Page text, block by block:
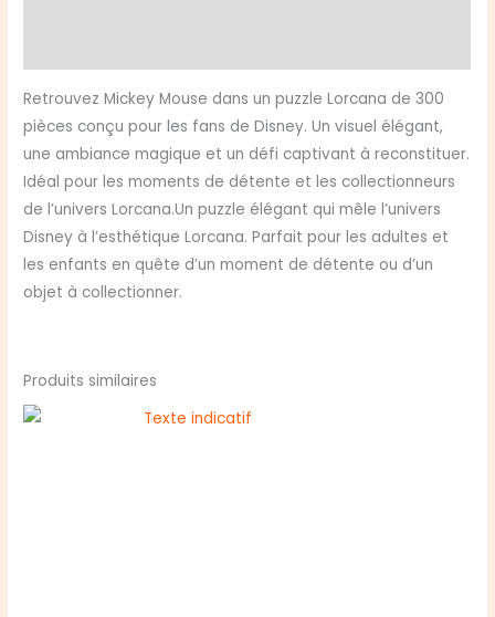
Mickey
Mouse
-
Brave
petit
tailleur
Retrouvez Mickey Mouse dans un puzzle Lorcana de 300
pièces conçu pour les fans de Disney. Un visuel élégant,
une ambiance magique et un défi captivant à reconstituer.
Idéal pour les moments de détente et les collectionneurs
de l’univers Lorcana.Un puzzle élégant qui mêle l’univers
Disney à l’esthétique Lorcana. Parfait pour les adultes et
les enfants en quête d’un moment de détente ou d’un
objet à collectionner.
Produits similaires